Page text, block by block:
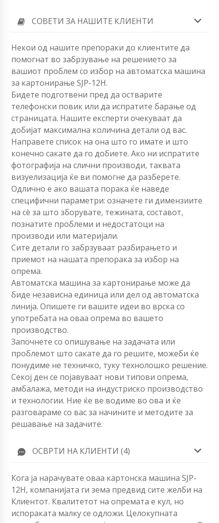
СОВЕТИ ЗА НАШИТЕ КЛИЕНТИ
Некои од нашите препораки до клиентите да
помогнат во забрзување на решението за
вашиот проблем со избор на автоматска машина
за картонирање SJP-12H.
Бидете подготвени пред да остварите
телефонски повик или да испратите барање од
страницата. Нашите експерти очекуваат да
добијат максимална количина детали од вас.
Направете список на она што го имате и што
конечно сакате да го добиете. Ако ни испратите
фотографија на слични производи, таквата
визуелизација ќе ви помогне да разберете.
Одлично е ако вашата порака ќе наведе
специфични параметри: означете ги димензиите
на сè за што зборувате, тежината, составот,
познатите проблеми и недостатоци на
производи или материјали.
Сите детали го забрзуваат разбирањето и
приемот на нашата препорака за избор на
опрема.
Автоматска машина за картонирање може да
биде независна единица или дел од автоматска
линија. Опишете ги вашите идеи во врска со
употребата на оваа опрема во вашето
производство.
Започнете со опишување на задачата или
проблемот што сакате да го решите, можеби ќе
понудиме не техничко, туку технолошко решение.
Секој ден се појавуваат нови типови опрема,
амбалажа, методи на индустриско производство
и технологии. Ние ќе ве водиме во ова и ќе
разговараме со вас за начините и методите за
решавање на задачите.
ОСВРТИ НА КЛИЕНТИ (4)
Кога ја нарачувате оваа картонска машина SJP-
12H, компанијата ги зема предвид сите желби на
Клиентот. Квалитетот на опремата е кул, но
испораката малку се одложи. Целокупната